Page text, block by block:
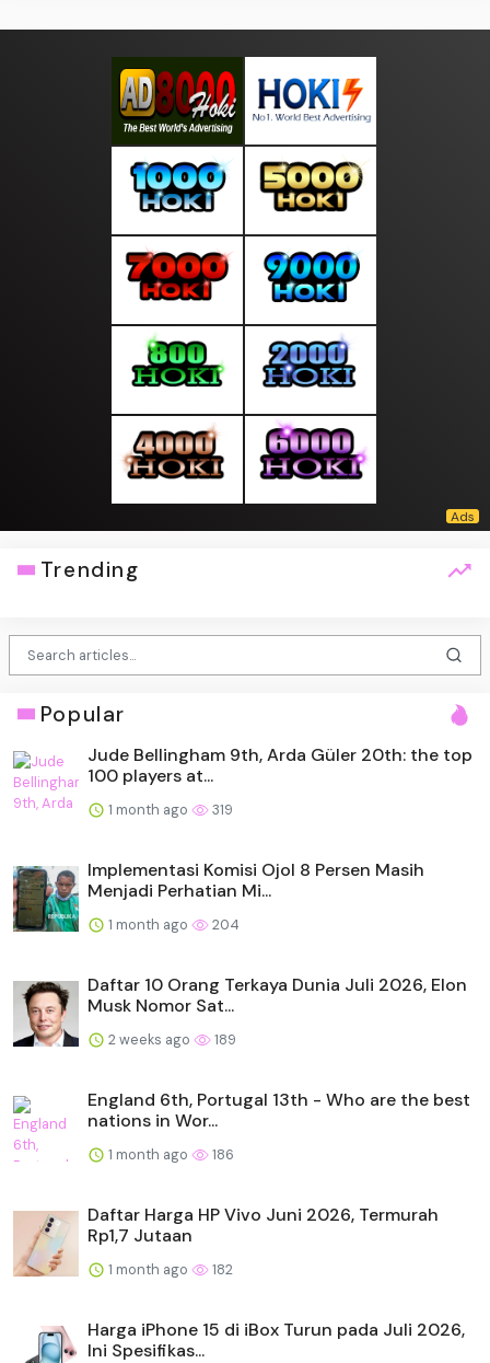
Trending
Popular
Jude Bellingham 9th, Arda Güler 20th: the top
100 players at...
1 month ago 319
Implementasi Komisi Ojol 8 Persen Masih
Menjadi Perhatian Mi...
1 month ago 204
Daftar 10 Orang Terkaya Dunia Juli 2026, Elon
Musk Nomor Sat...
2 weeks ago 189
England 6th, Portugal 13th - Who are the best
nations in Wor...
1 month ago 186
Daftar Harga HP Vivo Juni 2026, Termurah
Rp1,7 Jutaan
1 month ago 182
Harga iPhone 15 di iBox Turun pada Juli 2026,
Ini Spesifikas...